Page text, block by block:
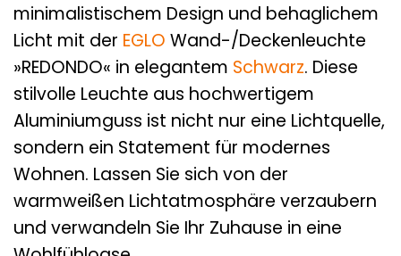
minimalistischem Design und behaglichem
Licht mit der EGLO Wand-/Deckenleuchte
»REDONDO« in elegantem Schwarz. Diese
stilvolle Leuchte aus hochwertigem
Aluminiumguss ist nicht nur eine Lichtquelle,
sondern ein Statement für modernes
Wohnen. Lassen Sie sich von der
warmweißen Lichtatmosphäre verzaubern
und verwandeln Sie Ihr Zuhause in eine